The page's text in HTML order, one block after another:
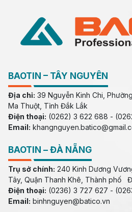
BAOTIN – TÂY NGUYÊN
Địa chỉ: 39 Nguyễn Kinh Chi,
Ma Thuột, Tỉnh Đắk Lắk
Điện thoại: (0262) 3 622 688 -
Email:
BAOTIN – ĐÀ NẴNG
Trụ sở chính: 240 Kinh Dương
Tây, Quận Thanh Khê, Thành phố
Điện thoại: (0236) 3 727 627 -
Email: binhnguyen@batico.vn